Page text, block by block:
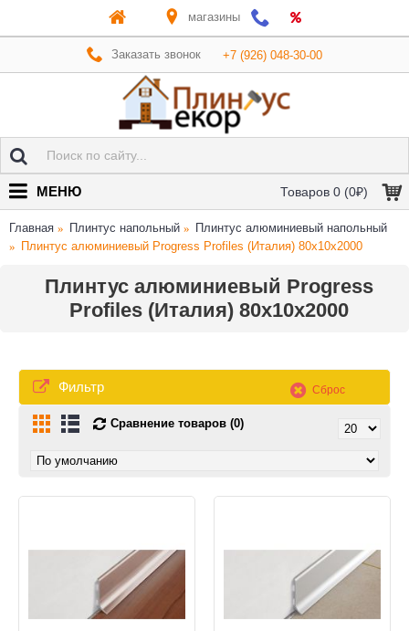
магазины
Заказать звонок +7 (926) 048-30-00
Товаров 0 (0₽)
МЕНЮ
Главная Плинтус напольный
Плинтус алюминиевый напольный
Плинтус алюминиевый Progress Profiles (Италия) 80х10х2000
Плинтус алюминиевый Progress
Profiles (Италия) 80х10х2000
Фильтр Сброс
Сравнение товаров (0)